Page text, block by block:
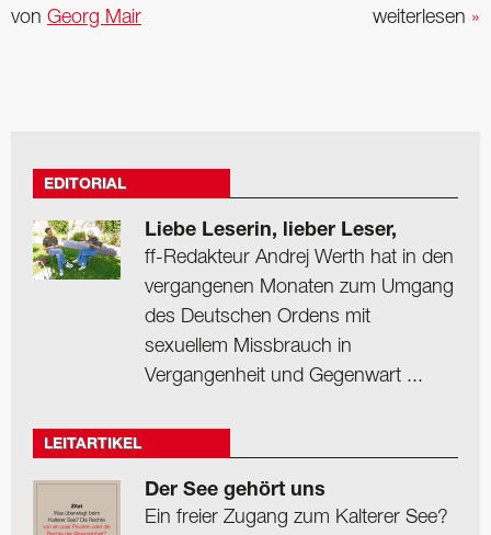
weiterlesen »
von Georg Mair
EDITORIAL
Liebe Leserin, lieber Leser,
ff-Redakteur Andrej Werth hat in den
vergangenen Monaten zum Umgang
des Deutschen Ordens mit
sexuellem Missbrauch in
Vergangenheit und Gegenwart ...
LEITARTIKEL
Der See gehört uns
Ein freier Zugang zum Kalterer See?